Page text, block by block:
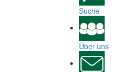
Suche
Über uns